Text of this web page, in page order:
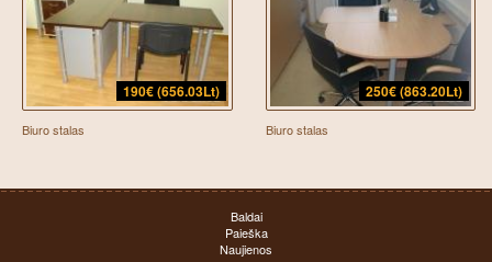
190€ (656.03Lt)
Biuro stalas
250€ (863.20Lt)
Biuro stalas
Baldai
Paieška
Naujienos